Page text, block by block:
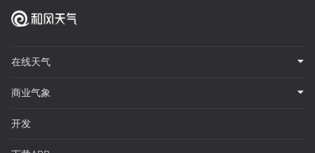
在线天气
商业气象
开发